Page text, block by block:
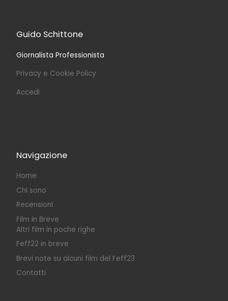
Guido Schittone
Giornalista Professionista
Privacy e Cookie Policy
Accedi
Navigazione
Home
Chi sono
Recensioni
Film in Breve
Altri film in poche righe
Feff22 in breve
Brevi note su alcuni film del Feff23
Contatti